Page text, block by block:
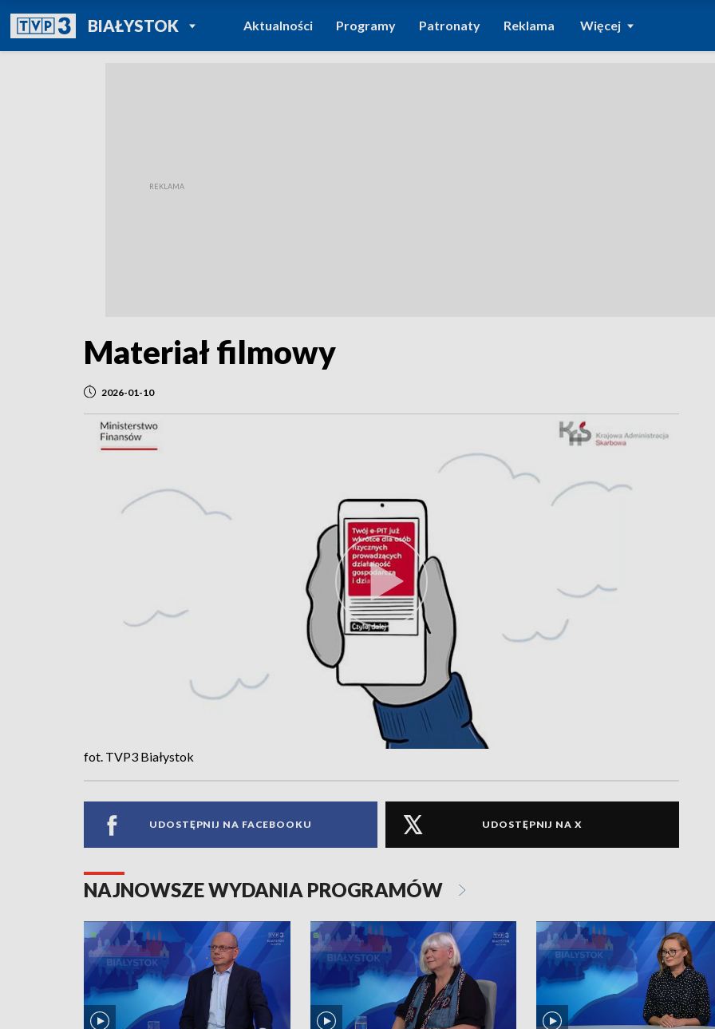
BIAŁYSTOKPOWRÓT DO
TVP REGIONY
Aktualności Programy Patronaty Reklama Więcej
Materiał filmowy
2026-01-10
fot. TVP3 Białystok
UDOSTĘPNIJ NA FACEBOOKU UDOSTĘPNIJ NA X
NAJNOWSZE WYDANIA PROGRAMÓW